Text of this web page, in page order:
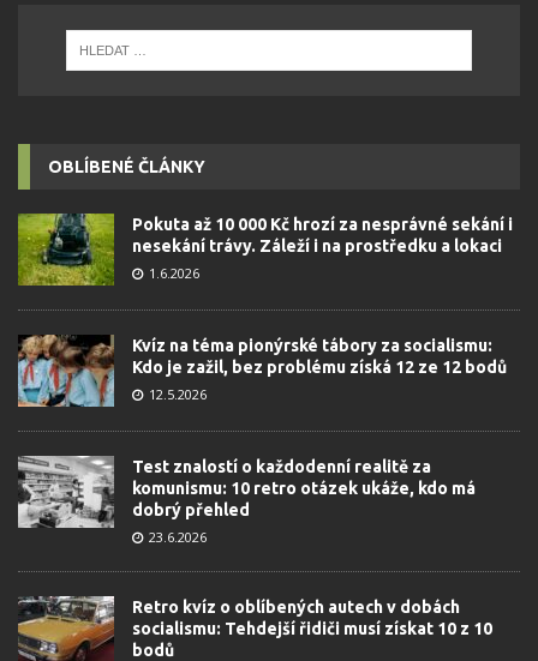
OBLÍBENÉ ČLÁNKY
Pokuta až 10 000 Kč hrozí za nesprávné sekání i
nesekání trávy. Záleží i na prostředku a lokaci
1.6.2026
Kvíz na téma pionýrské tábory za socialismu:
Kdo je zažil, bez problému získá 12 ze 12 bodů
12.5.2026
Test znalostí o každodenní realitě za
komunismu: 10 retro otázek ukáže, kdo má
dobrý přehled
23.6.2026
Retro kvíz o oblíbených autech v dobách
socialismu: Tehdejší řidiči musí získat 10 z 10
bodů